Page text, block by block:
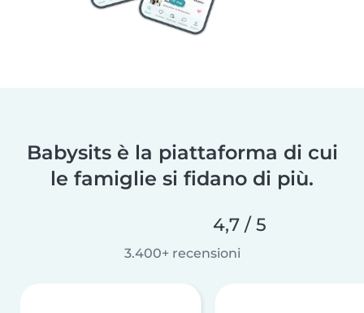
Babysits è la piattaforma di cui
le famiglie si fidano di più.
4,7 / 5
3.400+ recensioni